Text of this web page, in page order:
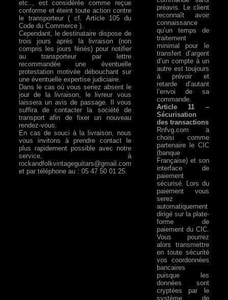
etc.., est considérée comme reçue
conforme et éteint toute action contre
le transporteur ( cf. Article 105 du
Code du Commerce ).
Cependant, le destinataire dispose de
trois jours après la livraison (non
compris les jours fériés) pour notifier
au transporteur par lettre
recommandée une éventuelle
protestation motivée débouchant sur
une éventuelle expertise judiciaire.
Dans le cas où vous seriez absent le
jour de la livraison, le livreur vous
laissera un avis de passage. Il vous
suffira de contacter la société de
transport afin de fixer un nouveau
rendez-vous.
En cas de souci à la livraison, nous
vous invitons à prendre contact le
plus rapidement possible avec notre
service, à
rockandfolkvintageguitars@gmail.com
et par téléphone au : 05 47 50 01 25.
préavis. Le client
reconnaît avoir
connaissance
qu’un temps de
traitement
minimal pour le
transfert d’argent
d’un compte à un
autre est toujours
à prévoir et
retarde d’autant
l’envoi de sa
commande.
Article 11 –
Sécurisation
des transactions
Rnfvg.com a
choisi comme
partenaire le CIC
(banque
Française) et son
interface de
paiement
sécurisé. Lors du
paiement vous
serez
automatiquement
dirigé sur la plate-
forme de
paiement du CIC.
Vous pourrez
alors transmettre
en toute sécurité
vos coordonnées
bancaires
puisque les
données sont
cryptées par le
système de